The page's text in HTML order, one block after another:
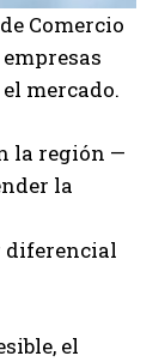
Comercio
mercado.
la región —
la
diferencial
el